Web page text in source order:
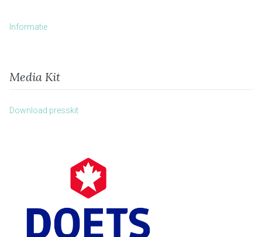
Informatie
Media Kit
Download presskit